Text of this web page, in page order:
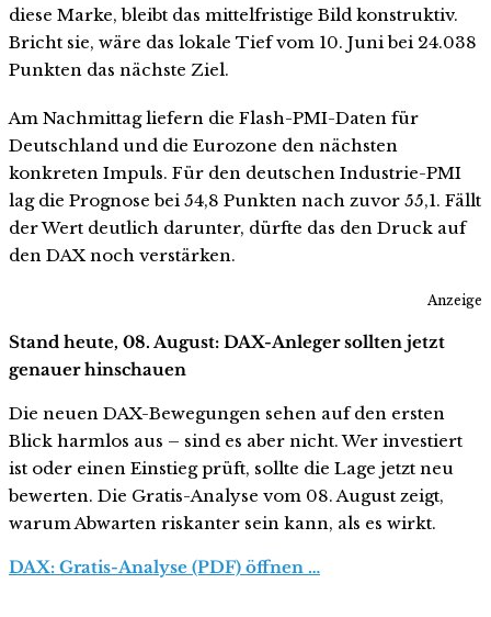
diese Marke, bleibt das mittelfristige Bild konstruktiv.
Bricht sie, wäre das lokale Tief vom 10. Juni bei 24.038
Punkten das nächste Ziel.
Am Nachmittag liefern die Flash-PMI-Daten für
Deutschland und die Eurozone den nächsten
konkreten Impuls. Für den deutschen Industrie-PMI
lag die Prognose bei 54,8 Punkten nach zuvor 55,1. Fällt
der Wert deutlich darunter, dürfte das den Druck auf
den DAX noch verstärken.
Anzeige
Stand heute, 08. August: DAX-Anleger sollten jetzt
genauer hinschauen
Die neuen DAX-Bewegungen sehen auf den ersten
Blick harmlos aus – sind es aber nicht. Wer investiert
ist oder einen Einstieg prüft, sollte die Lage jetzt neu
bewerten. Die Gratis-Analyse vom 08. August zeigt,
warum Abwarten riskanter sein kann, als es wirkt.
DAX: Gratis-Analyse (PDF) öffnen …